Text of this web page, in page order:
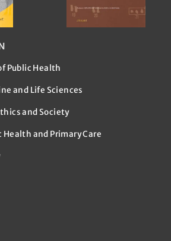
Public Health
and Life Sciences
and Society
Health and Primary Care